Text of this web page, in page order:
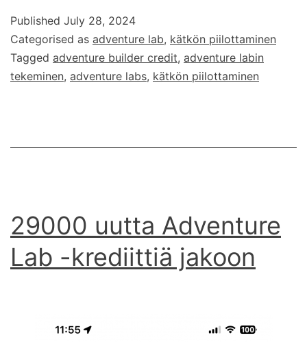
Published July 28, 2024
Categorised as adventure lab, kätkön piilottaminen
Tagged adventure builder credit, adventure labin
tekeminen, adventure labs, kätkön piilottaminen
29000 uutta Adventure
Lab -krediittiä jakoon